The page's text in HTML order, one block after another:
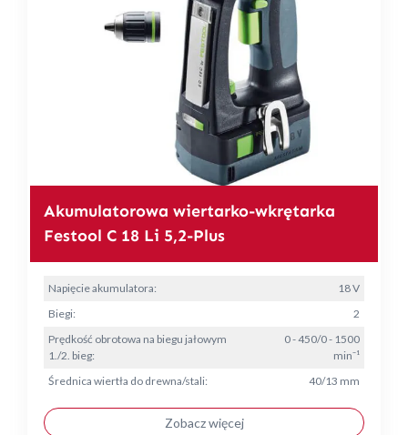
Akumulatorowa wiertarko-wkrętarka
Festool C 18 Li 5,2-Plus
Napięcie akumulatora:
18 V
Biegi:
2
Prędkość obrotowa na biegu jałowym
1./2. bieg:
0 - 450/0 - 1500
min⁻¹
Średnica wiertła do drewna/stali:
40/13 mm
Zobacz więcej